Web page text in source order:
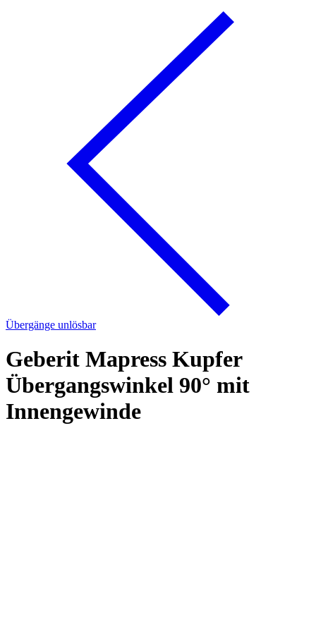
Übergänge unlösbar
Geberit Mapress Kupfer
Übergangswinkel 90° mit
Innengewinde